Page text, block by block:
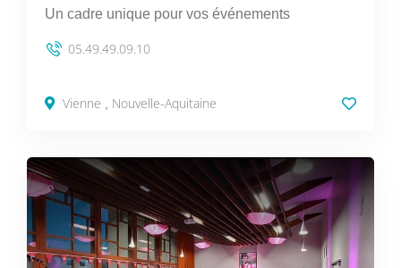
Un cadre unique pour vos événements
05.49.49.09.10
Vienne , Nouvelle-Aquitaine